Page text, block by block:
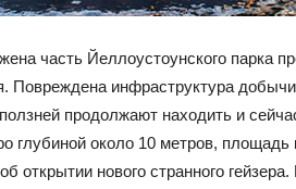
часть Йеллоустоунского парка
Повреждена инфраструктура
продолжают находить и
глубиной около 10 метров, площадь
открытии нового странного